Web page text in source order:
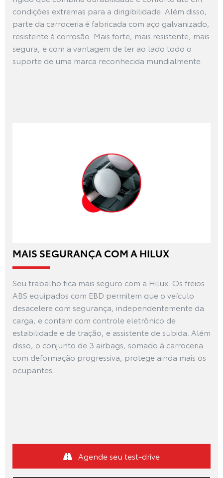
condições extremas para a dirigibilidade. Além disso,
parte da carroceria é fabricada com aço galvanizado,
resistente à corrosão. Mais forte, mais resistente, mais
segura, e com a vantagem de ter ao lado todo o
suporte de uma marca reconhecida mundialmente.
MAIS SEGURANÇA COM A HILUX
Seu trabalho fica mais seguro com a Hilux. Os freios
ABS equipados com EBD permitem que o veículo
desacelere com segurança, independentemente da
carga, e contam com controle eletrônico de
estabilidade e de tração, e assistente de subida. Além
disso, o conjunto de 3 airbags, somado à carroceria
com deformação progressiva, protege ainda mais os
ocupantes.
Agende seu test-drive